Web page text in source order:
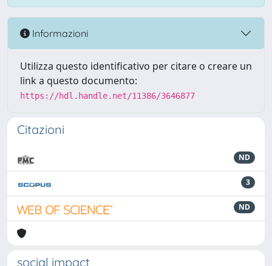
Informazioni
Utilizza questo identificativo per citare o creare un
link a questo documento:
https://hdl.handle.net/11386/3646877
Citazioni
ND
3
ND
social impact